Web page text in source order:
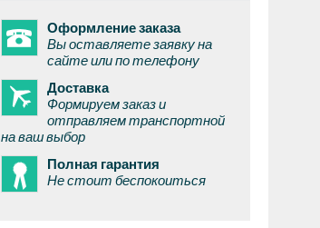
Оформление заказа
Вы оставляете заявку на
сайте или по телефону
Доставка
Формируем заказ и
отправляем транспортной
на ваш выбор
Полная гарантия
Не стоит беспокоиться